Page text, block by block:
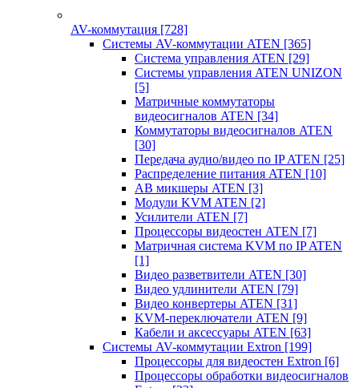
AV-коммутация [728]
Системы AV-коммутации ATEN [365]
Система управления ATEN [29]
Системы управления ATEN UNIZON
[5]
Матричные коммутаторы
видеосигналов ATEN [34]
Коммутаторы видеосигналов ATEN
[30]
Передача аудио/видео по IP ATEN [25]
Распределение питания ATEN [10]
АВ микшеры ATEN [3]
Модули KVM ATEN [2]
Усилители ATEN [7]
Процессоры видеостен ATEN [7]
Матричная система KVM по IP ATEN
[1]
Видео разветвители ATEN [30]
Видео удлинители ATEN [79]
Видео конвертеры ATEN [31]
KVM-переключатели ATEN [9]
Кабели и аксессуары ATEN [63]
Системы AV-коммутации Extron [199]
Процессоры для видеостен Extron [6]
Процессоры обработки видеосигналов